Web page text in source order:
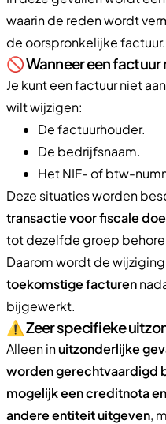
waarin de reden wordt
de oorspronkelijke factuur.
🚫 Wanneer een
Je kunt een factuur niet
wilt wijzigen:
De factuurhouder.
De bedrijfsnaam.
Het NIF- of btw-
Deze situaties worden
transactie voor fiscale
tot dezelfde groep
Daarom wordt de
toekomstige facturen
bijgewerkt.
⚠️ Zeer specifieke
Alleen inuitzonderlijke
worden gerechtvaardigd
mogelijk een creditnota
andere entiteit uitgeven,